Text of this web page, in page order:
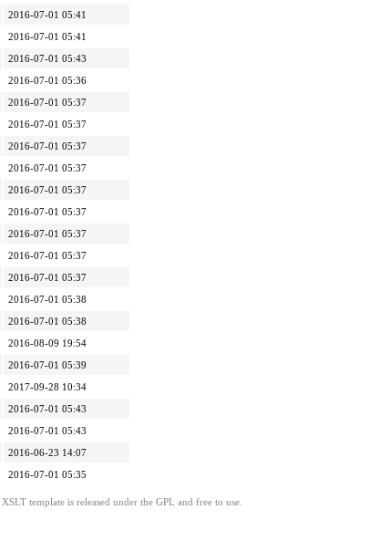
2016-07-01 05:41
2016-07-01 05:41
2016-07-01 05:43
2016-07-01 05:36
2016-07-01 05:37
2016-07-01 05:37
2016-07-01 05:37
2016-07-01 05:37
2016-07-01 05:37
2016-07-01 05:37
2016-07-01 05:37
2016-07-01 05:37
2016-07-01 05:37
2016-07-01 05:38
2016-07-01 05:38
2016-08-09 19:54
2016-07-01 05:39
2017-09-28 10:34
2016-07-01 05:43
2016-07-01 05:43
2016-06-23 14:07
2016-07-01 05:35
template is released under the GPL and free to use.